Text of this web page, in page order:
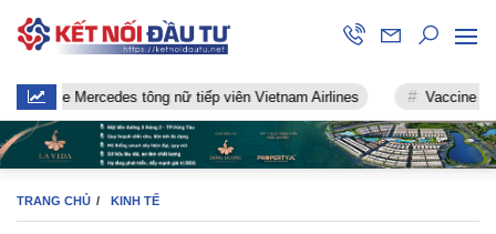
Mercedes tông nữ tiếp viên Vietnam Airlines Vaccine chống
TRANG CHỦ KINH TẾ